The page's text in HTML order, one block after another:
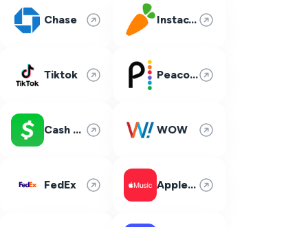
Chase Instacart
Tiktok Peacock
Cash App WOW
FedEx Apple Music